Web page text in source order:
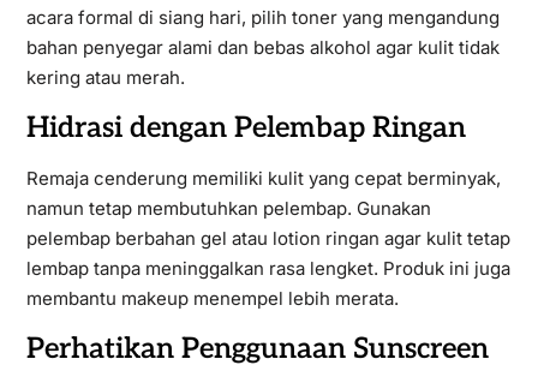
acara formal di siang hari, pilih toner yang mengandung
bahan penyegar alami dan bebas alkohol agar kulit tidak
kering atau merah.
Hidrasi dengan Pelembap Ringan
Remaja cenderung memiliki kulit yang cepat berminyak,
namun tetap membutuhkan pelembap. Gunakan
pelembap berbahan gel atau lotion ringan agar kulit tetap
lembap tanpa meninggalkan rasa lengket. Produk ini juga
membantu makeup menempel lebih merata.
Perhatikan Penggunaan Sunscreen